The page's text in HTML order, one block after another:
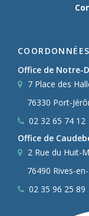
COORDONNÉES
Office de Notre-
7 Place des
76330 Port-
02 32 65 74 12
Office de
2 Rue du Huit-
76490 Rives-
02 35 96 25 89